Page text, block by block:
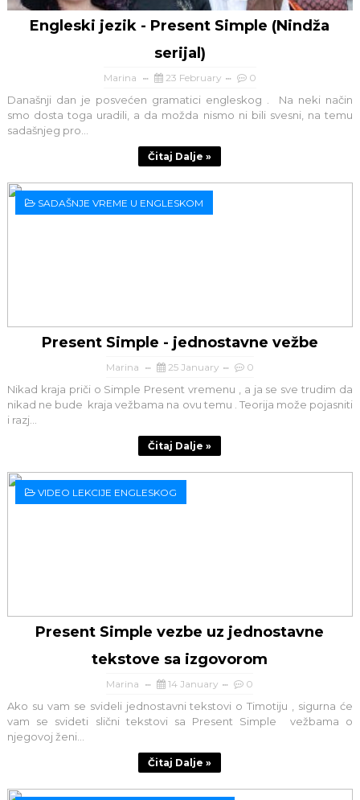
Engleski jezik - Present Simple (Nindža
serijal)
Marina 23 February 0
Današnji dan je posvećen gramatici engleskog . Na neki način
smo dosta toga uradili, a da možda nismo ni bili svesni, na temu
sadašnjeg pro...
Čitaj Dalje »
SADAŠNJE VREME U ENGLESKOM
Present Simple - jednostavne vežbe
Marina 25 January 0
Nikad kraja priči o Simple Present vremenu , a ja se sve trudim da
nikad ne bude kraja vežbama na ovu temu . Teorija može pojasniti
i razj...
Čitaj Dalje »
VIDEO LEKCIJE ENGLESKOG
Present Simple vezbe uz jednostavne
tekstove sa izgovorom
Marina 14 January 0
Ako su vam se svideli jednostavni tekstovi o Timotiju , sigurna će
vam se svideti slični tekstovi sa Present Simple vežbama o
njegovoj ženi...
Čitaj Dalje »